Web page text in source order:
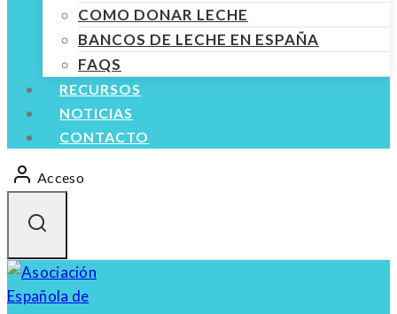
COMO DONAR LECHE
BANCOS DE LECHE EN ESPAÑA
FAQS
RECURSOS
NOTICIAS
CONTACTO
Acceso